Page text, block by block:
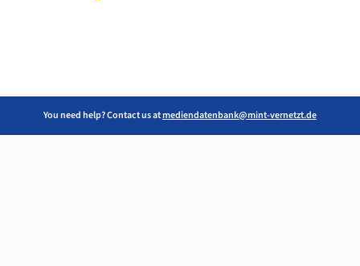
You need help? Contact us atmediendatenbank@mint-vernetzt.de